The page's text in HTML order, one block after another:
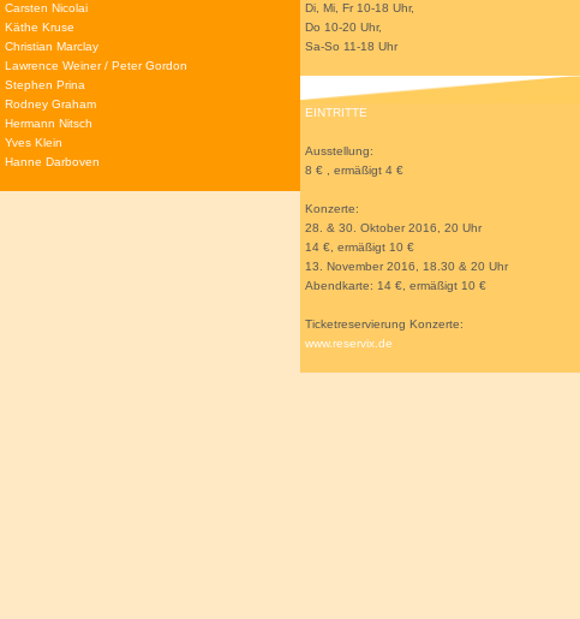
Carsten Nicolai
Käthe Kruse
Christian Marclay
Lawrence Weiner / Peter Gordon
Stephen Prina
Rodney Graham
Hermann Nitsch
Yves Klein
Hanne Darboven
Di, Mi, Fr 10-18 Uhr,
Do 10-20 Uhr,
Sa-So 11-18 Uhr
EINTRITTE
Ausstellung:
8 € , ermäßigt 4 €
Konzerte:
28. & 30. Oktober 2016, 20 Uhr
14 €, ermäßigt 10 €
13. November 2016, 18.30 & 20 Uhr
Abendkarte: 14 €, ermäßigt 10 €
Ticketreservierung Konzerte:
www.reservix.de